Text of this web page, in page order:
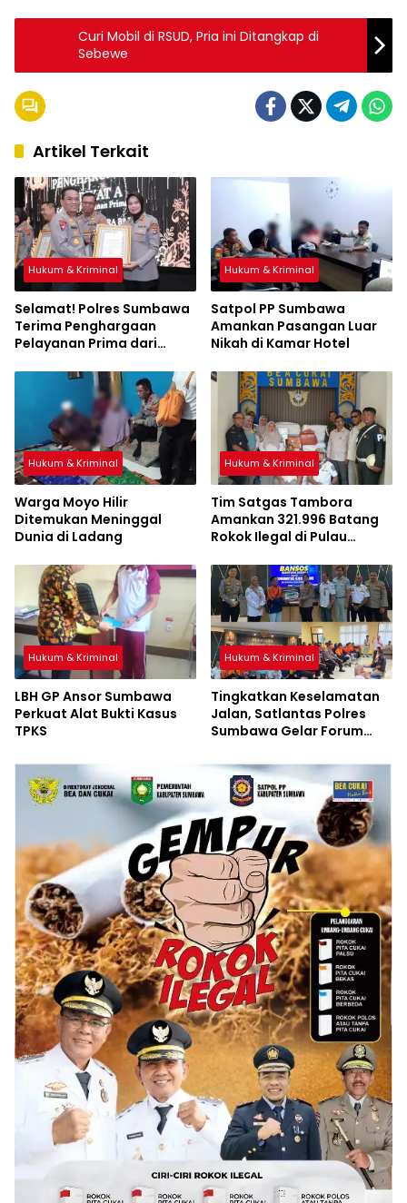
Curi Mobil di RSUD, Pria ini Ditangkap di
Sebewe
Artikel Terkait
Hukum & Kriminal
Selamat! Polres Sumbawa
Terima Penghargaan
Pelayanan Prima dari
Hukum & Kriminal
Satpol PP Sumbawa
Amankan Pasangan Luar
Nikah di Kamar Hotel
Hukum & Kriminal
Warga Moyo Hilir
Ditemukan Meninggal
Dunia di Ladang
Hukum & Kriminal
Tim Satgas Tambora
Amankan 321.996 Batang
Rokok Ilegal di Pulau
Hukum & Kriminal
LBH GP Ansor Sumbawa
Perkuat Alat Bukti Kasus
TPKS
Hukum & Kriminal
Tingkatkan Keselamatan
Jalan, Satlantas Polres
Sumbawa Gelar Forum
Bagikan Bansos